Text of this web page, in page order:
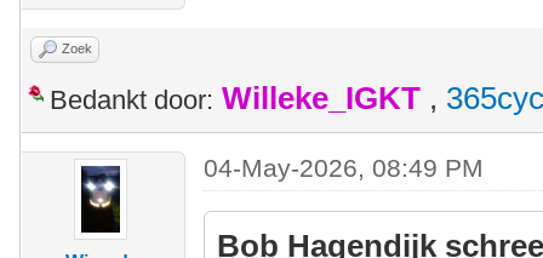
Zoek
Bedankt door: Willeke_IGKT ,
04-May-2026, 08:49 PM
Bob Hagendijk